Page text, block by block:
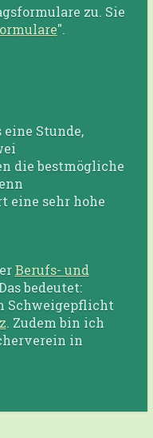
zu. Sie
".
Stunde,
die bestmögliche
eine sehr hohe
Berufs- und
bedeutet:
Schweigepflicht
. Zudem bin ich
in